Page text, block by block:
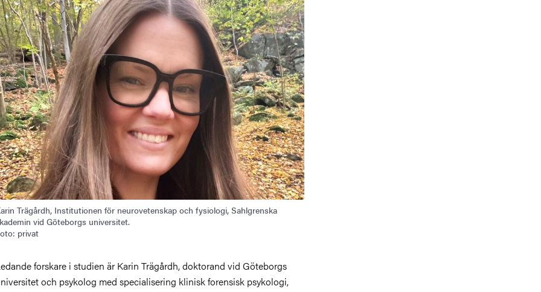
Trägårdh, Institutionen för neurovetenskap och fysiologi, Sahlgrenska
vid Göteborgs universitet.
privat
forskare i studien är Karin Trägårdh, doktorand vid Göteborgs
och psykolog med specialisering klinisk forensisk psykologi,